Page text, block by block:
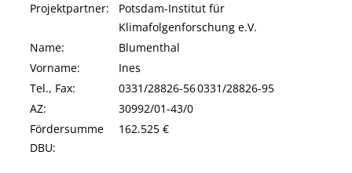
Projektpartner:
Potsdam-Institut für
Klimafolgenforschung e.V.
Name:
Blumenthal
Vorname:
Ines
Tel., Fax:
0331/28826-560331/28826-95
AZ:
30992/01-43/0
Fördersumme
DBU:
162.525 €